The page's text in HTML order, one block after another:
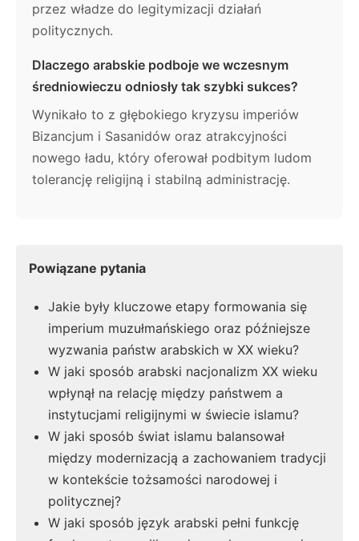
przez władze do legitymizacji działań
politycznych.
Dlaczego arabskie podboje we wczesnym
średniowieczu odniosły tak szybki sukces?
Wynikało to z głębokiego kryzysu imperiów
Bizancjum i Sasanidów oraz atrakcyjności
nowego ładu, który oferował podbitym ludom
tolerancję religijną i stabilną administrację.
Powiązane pytania
Jakie były kluczowe etapy formowania się
imperium muzułmańskiego oraz późniejsze
wyzwania państw arabskich w XX wieku?
W jaki sposób arabski nacjonalizm XX wieku
wpłynął na relację między państwem a
instytucjami religijnymi w świecie islamu?
W jaki sposób świat islamu balansował
między modernizacją a zachowaniem tradycji
w kontekście tożsamości narodowej i
politycznej?
W jaki sposób język arabski pełni funkcję